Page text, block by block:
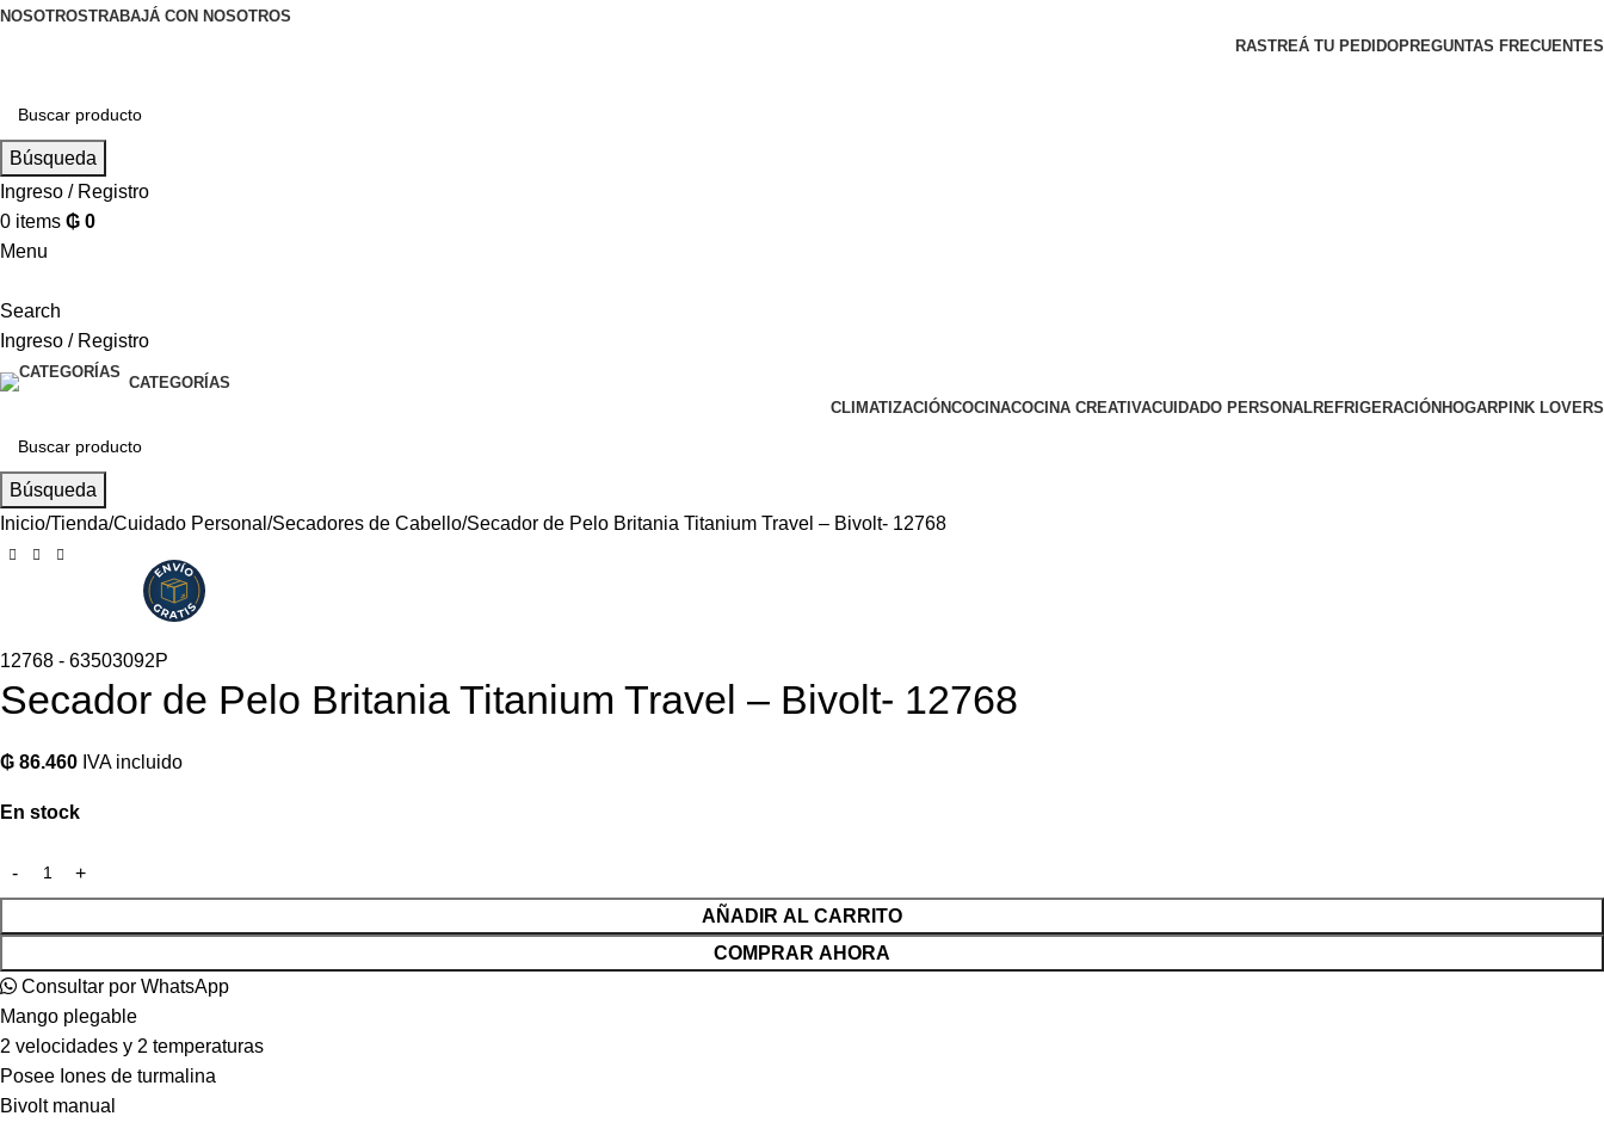
NOSOTROSTRABAJÁ CON NOSOTROS
RASTREÁ TU PEDIDOPREGUNTAS FRECUENTES
Búsqueda
Ingreso / Registro
0 items ₲ 0
Menu
Search
Ingreso / Registro
CATEGORÍAS
CLIMATIZACIÓNCOCINACOCINA CREATIVACUIDADO PERSONALREFRIGERACIÓN HOGARPINK LOVERS
Búsqueda
Inicio Tienda Cuidado Personal Secadores de Cabello Secador de Pelo Britania Titanium Travel – Bivolt- 12768
12768 - 63503092P
Secador de Pelo Britania Titanium Travel – Bivolt- 12768
₲ 86.460 IVA incluido
En stock
AÑADIR AL CARRITO
COMPRAR AHORA
Consultar por WhatsApp
Mango plegable
2 velocidades y 2 temperaturas
Posee Iones de turmalina
Bivolt manual